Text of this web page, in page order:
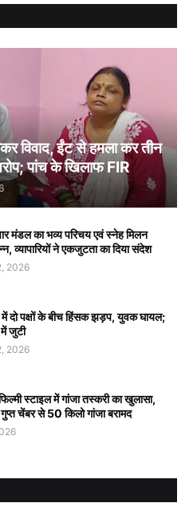
विवाद, ईंट से हमला कर तीन
पांच के खिलाफ FIR
मंडल का भव्य परिचय एवं स्नेह मिलन
व्यापारियों ने एकजुटता का दिया संदेश
2026
दो पक्षों के बीच हिंसक झड़प, युवक घायल;
जुटी
2026
स्टाइल में गांजा तस्करी का खुलासा,
चेंबर से 50 किलो गांजा बरामद